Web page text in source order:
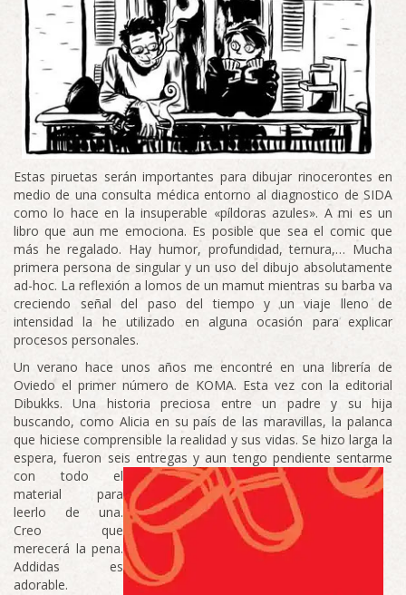
Estas piruetas serán importantes para dibujar rinocerontes en
medio de una consulta médica entorno al diagnostico de SIDA
como lo hace en la insuperable «píldoras azules». A mi es un
libro que aun me emociona. Es posible que sea el comic que
más he regalado. Hay humor, profundidad, ternura,… Mucha
primera persona de singular y un uso del dibujo absolutamente
ad-hoc. La reflexión a lomos de un mamut mientras su barba va
creciendo señal del paso del tiempo y un viaje lleno de
intensidad la he utilizado en alguna ocasión para explicar
procesos personales.
Un verano hace unos años me encontré en una librería de
Oviedo el primer número de KOMA. Esta vez con la editorial
Dibukks. Una historia preciosa entre un padre y su hija
buscando, como Alicia en su país de las maravillas, la palanca
que hiciese comprensible la realidad y sus vidas. Se hizo larga la
espera, fueron seis entregas y aun tengo pendiente sentarme
con todo el
material para
leerlo de una.
Creo que
merecerá la pena.
Addidas es
adorable.